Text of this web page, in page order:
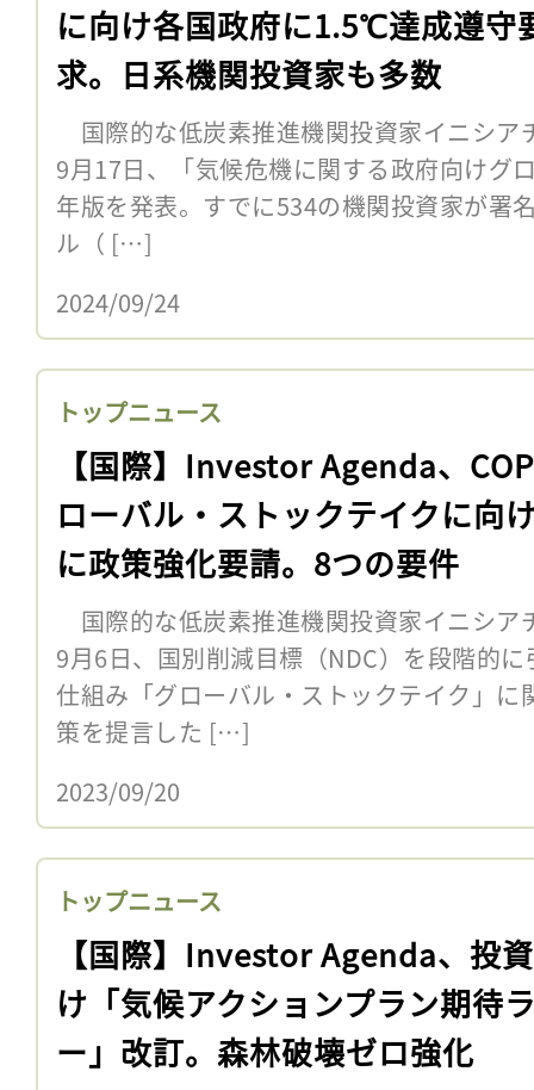
に向け各国政府に1.5℃達成遵守
求。日系機関投資家も多数
国際的な低炭素推進機関投資家イニシ
9月17日、「気候危機に関する政府向けグ
年版を発表。すでに534の機関投資家が署
ル（ […]
2024/09/24
トップニュース
【国際】Investor Agenda、
ローバル・ストックテイクに向
に政策強化要請。8つの要件
国際的な低炭素推進機関投資家イニシ
9月6日、国別削減目標（NDC）を段階的
仕組み「グローバル・ストックテイク」
策を提言した […]
2023/09/20
トップニュース
【国際】Investor Agenda、投
け「気候アクションプラン期待
ー」改訂。森林破壊ゼロ強化